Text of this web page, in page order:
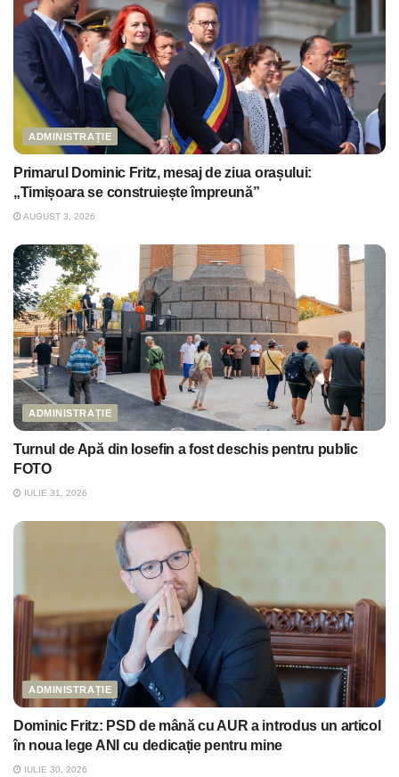
ADMINISTRAȚIE
Primarul Dominic Fritz, mesaj de ziua orașului:
„Timișoara se construiește împreună”
AUGUST 3, 2026
ADMINISTRAȚIE
Turnul de Apă din Iosefin a fost deschis pentru public
FOTO
IULIE 31, 2026
ADMINISTRAȚIE
Dominic Fritz: PSD de mână cu AUR a introdus un articol
în noua lege ANI cu dedicație pentru mine
IULIE 30, 2026